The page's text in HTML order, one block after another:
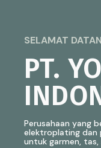
SELAMAT
PT.
Perusahaan yang
elektroplating dan
untuk garmen, tas,